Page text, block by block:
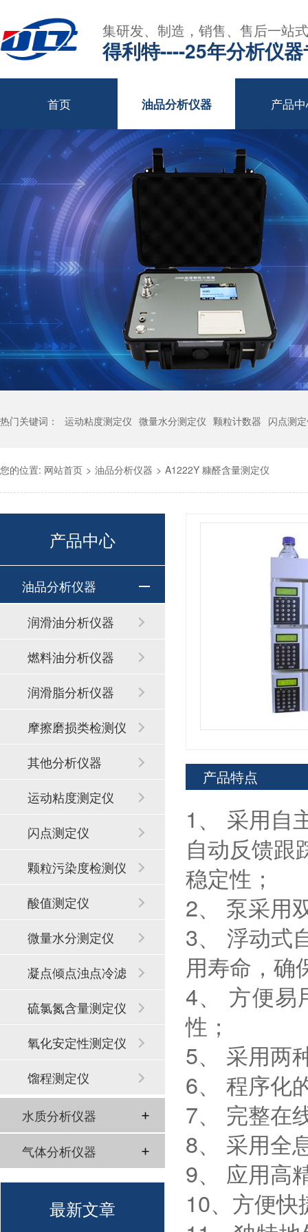
集研发、制造，销售、售后一站
得利特----25年分析仪
首页 油品分析仪器 产品
热门关键词： 运动粘度测定仪 微量水分测定仪 颗粒计数器 闪点测
您的位置: 网站首页 > 油品分析仪器 > A1222Y 糠醛含量测定仪
产品特点
1、 采用自
自动反馈跟
稳定性；
2、 泵采用
3、 浮动式
用寿命，确
4、 方便易
性；
5、 采用两
6、 程序化
7、 完整在
8、 采用全
9、 应用高
10、方便
产品中心
油品分析仪器
润滑油分析仪器
燃料油分析仪器
润滑脂分析仪器
摩擦磨损类检测仪
器
其他分析仪器
运动粘度测定仪
闪点测定仪
颗粒污染度检测仪
酸值测定仪
微量水分测定仪
凝点倾点浊点冷滤
点
硫氯氮含量测定仪
氧化安定性测定仪
馏程测定仪
水质分析仪器
气体分析仪器
最新文章